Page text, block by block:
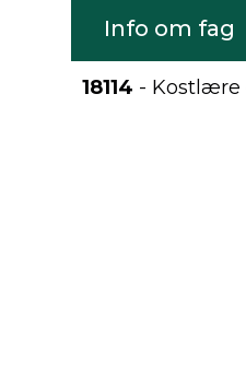
Info om fag
18114 - Kostlære